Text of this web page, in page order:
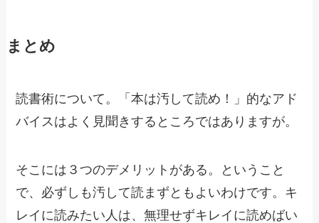
まとめ
読書術について。「本は汚して読め！」的なアド
バイスはよく見聞きするところではありますが。
そこには３つのデメリットがある。ということ
で、必ずしも汚して読まずともよいわけです。キ
レイに読みたい人は、無理せずキレイに読めばい